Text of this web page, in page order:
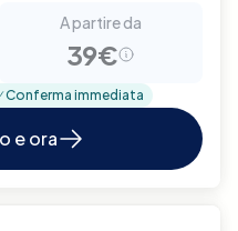
A partire da
39€
Conferma immediata
e ora